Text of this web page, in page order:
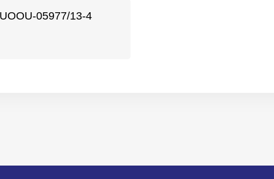
05977/13-4